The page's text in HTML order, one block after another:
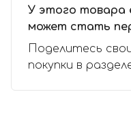
У этого товара
может стать
Поделитесь
покупки в